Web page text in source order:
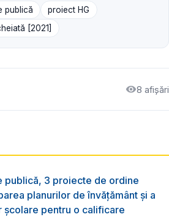
publică
proiect HG
[2021]
8 afișări
publică, 3 proiecte de ordine
planurilor de învățământ și a
școlare pentru o calificare